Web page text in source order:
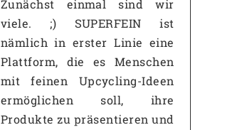
Zunächst einmal sind wir
viele. ;) SUPERFEIN ist
nämlich in erster Linie eine
Plattform, die es Menschen
mit feinen Upcycling-Ideen
ermöglichen soll, ihre
Produkte zu präsentieren und